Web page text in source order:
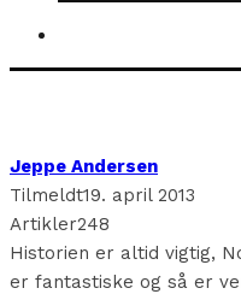
Jeppe Andersen
Tilmeldt19. april 2013
Artikler248
Historien er altid vigtig,
er fantastiske og så er